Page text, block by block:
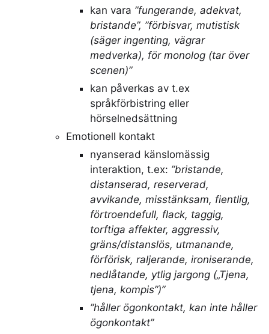
kan vara ”fungerande, adekvat,
bristande”, ”förbisvar, mutistisk
(säger ingenting, vägrar
medverka), för monolog (tar över
scenen)”
kan påverkas av t.ex
språkförbistring eller
hörselnedsättning
Emotionell kontakt
nyanserad känslomässig
interaktion, t.ex: ”bristande,
distanserad, reserverad,
avvikande, misstänksam, fientlig,
förtroendefull, flack, taggig,
torftiga affekter, aggressiv,
gräns/distanslös, utmanande,
förförisk, raljerande, ironiserande,
nedlåtande, ytlig jargong („Tjena,
tjena, kompis”)”
”håller ögonkontakt, kan inte håller
ögonkontakt”